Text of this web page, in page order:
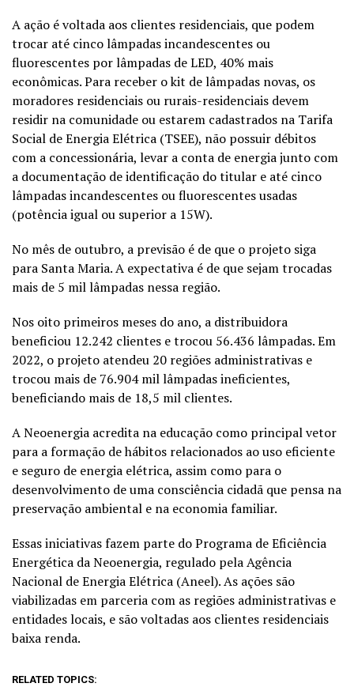
A ação é voltada aos clientes residenciais, que podem
trocar até cinco lâmpadas incandescentes ou
fluorescentes por lâmpadas de LED, 40% mais
econômicas. Para receber o kit de lâmpadas novas, os
moradores residenciais ou rurais-residenciais devem
residir na comunidade ou estarem cadastrados na Tarifa
Social de Energia Elétrica (TSEE), não possuir débitos
com a concessionária, levar a conta de energia junto com
a documentação de identificação do titular e até cinco
lâmpadas incandescentes ou fluorescentes usadas
(potência igual ou superior a 15W).
No mês de outubro, a previsão é de que o projeto siga
para Santa Maria. A expectativa é de que sejam trocadas
mais de 5 mil lâmpadas nessa região.
Nos oito primeiros meses do ano, a distribuidora
beneficiou 12.242 clientes e trocou 56.436 lâmpadas. Em
2022, o projeto atendeu 20 regiões administrativas e
trocou mais de 76.904 mil lâmpadas ineficientes,
beneficiando mais de 18,5 mil clientes.
A Neoenergia acredita na educação como principal vetor
para a formação de hábitos relacionados ao uso eficiente
e seguro de energia elétrica, assim como para o
desenvolvimento de uma consciência cidadã que pensa na
preservação ambiental e na economia familiar.
Essas iniciativas fazem parte do Programa de Eficiência
Energética da Neoenergia, regulado pela Agência
Nacional de Energia Elétrica (Aneel). As ações são
viabilizadas em parceria com as regiões administrativas e
entidades locais, e são voltadas aos clientes residenciais
baixa renda.
RELATED TOPICS: